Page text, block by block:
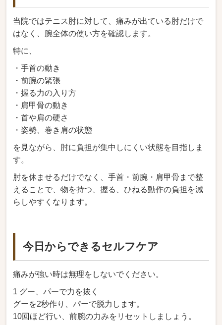
当院ではテニス肘に対して、痛みが出ている肘だけで
はなく、腕全体の使い方を確認します。
特に、
・手首の動き
・前腕の緊張
・握る力の入り方
・肩甲骨の動き
・首や肩の硬さ
・姿勢、巻き肩の状態
を見ながら、肘に負担が集中しにくい状態を目指しま
す。
肘を休ませるだけでなく、手首・前腕・肩甲骨まで整
えることで、物を持つ、握る、ひねる動作の負担を減
らしやすくなります。
今日からできるセルフケア
痛みが強い時は無理をしないでください。
1 グー、パーで力を抜く
グーを2秒作り、パーで脱力します。
10回ほど行い、前腕の力みをリセットしましょう。